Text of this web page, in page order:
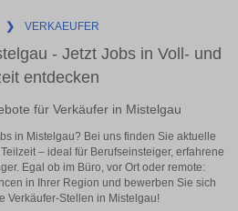
❯ VERKAEUFER
- Jetzt Jobs in Voll- und
entdecken
für Verkäufer in Mistelgau
in Mistelgau? Bei uns finden Sie aktuelle
– ideal für Berufseinsteiger, erfahrene
Egal ob im Büro, vor Ort oder remote:
in Ihrer Region und bewerben Sie sich
Verkäufer-Stellen in Mistelgau!